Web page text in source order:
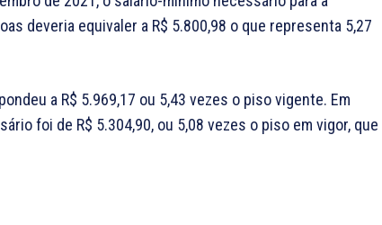
deveria equivaler a R$ 5.800,98 o que representa 5,27
a R$ 5.969,17 ou 5,43 vezes o piso vigente. Em
foi de R$ 5.304,90, ou 5,08 vezes o piso em vigor, que